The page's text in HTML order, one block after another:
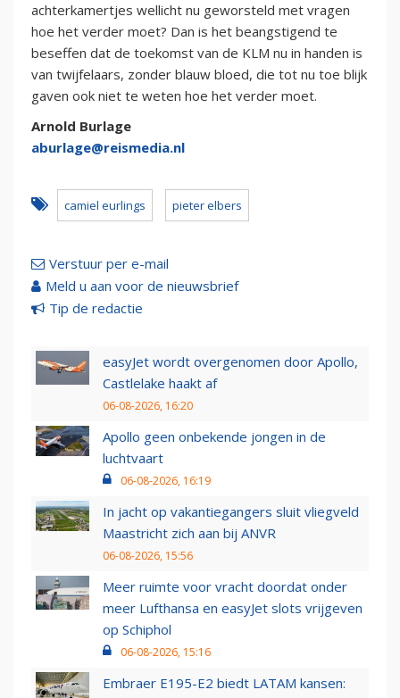
achterkamertjes wellicht nu geworsteld met vragen
hoe het verder moet? Dan is het beangstigend te
beseffen dat de toekomst van de KLM nu in handen is
van twijfelaars, zonder blauw bloed, die tot nu toe blijk
gaven ook niet te weten hoe het verder moet.
Arnold Burlage
aburlage@reismedia.nl
camiel eurlings pieter elbers
Verstuur per e-mail
Meld u aan voor de nieuwsbrief
Tip de redactie
easyJet wordt overgenomen door Apollo,
Castlelake haakt af
06-08-2026, 16:20
Apollo geen onbekende jongen in de
luchtvaart
06-08-2026, 16:19
In jacht op vakantiegangers sluit vliegveld
Maastricht zich aan bij ANVR
06-08-2026, 15:56
Meer ruimte voor vracht doordat onder
meer Lufthansa en easyJet slots vrijgeven
op Schiphol
06-08-2026, 15:16
Embraer E195-E2 biedt LATAM kansen: